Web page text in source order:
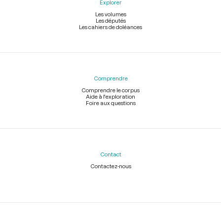
Explorer
Les volumes
Les députés
Les cahiers de doléances
Comprendre
Comprendre le corpus
Aide à l'exploration
Foire aux questions
Contact
Contactez-nous
Légal